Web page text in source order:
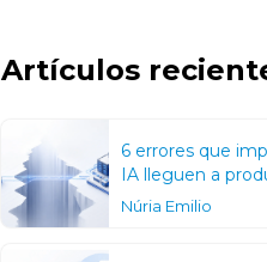
Artículos
6 errores que
IA lleguen a
Núria Emilio